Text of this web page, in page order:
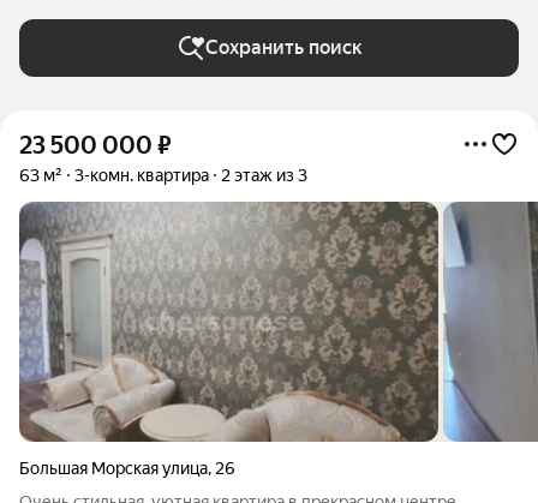
Сохранить поиск
23 500 000 ₽
63 м² 3-комн. квартира 2 этаж из 3
Большая Морская улица, 26